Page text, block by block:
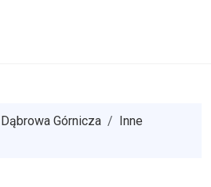
Górnicza
Inne